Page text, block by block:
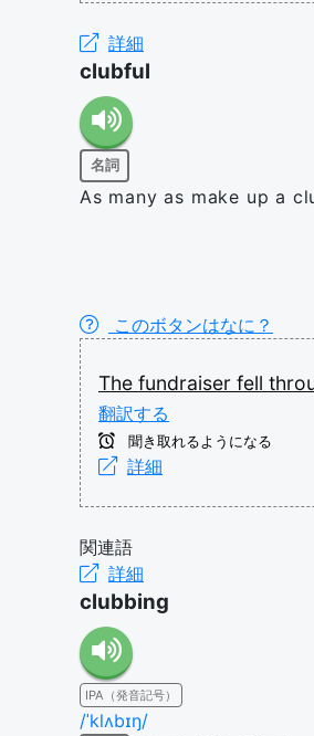
詳細
clubful
名詞
As many as make up a
このボタンはなに？
The fundraiser fell
翻訳する
聞き取れるようになる
詳細
関連語
詳細
clubbing
IPA（発音記号）
/ˈklʌbɪŋ/